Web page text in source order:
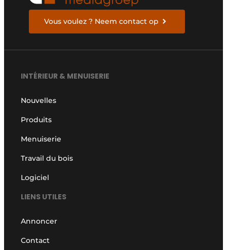
Vous voulez ? Neem contact op
INTÉRIEUR & MENUISERIE
Nouvelles
Produits
Menuiserie
Travail du bois
Logiciel
LIENS UTILES
Annoncer
Contact